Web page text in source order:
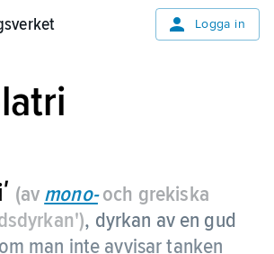
Logga in
(av mono-och grekiska
, dyrkan av en gud
man inte avvisar tanken